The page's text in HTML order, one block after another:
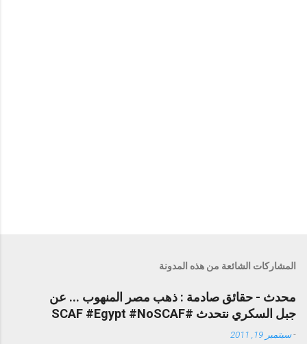
المشاركات الشائعة من هذه المدونة
محدث - حقائق صادمة : ذهب مصر المنهوب ... عن
جبل السكري نتحدث #SCAF #Egypt #NoSCAF
-سبتمبر 19, 2011